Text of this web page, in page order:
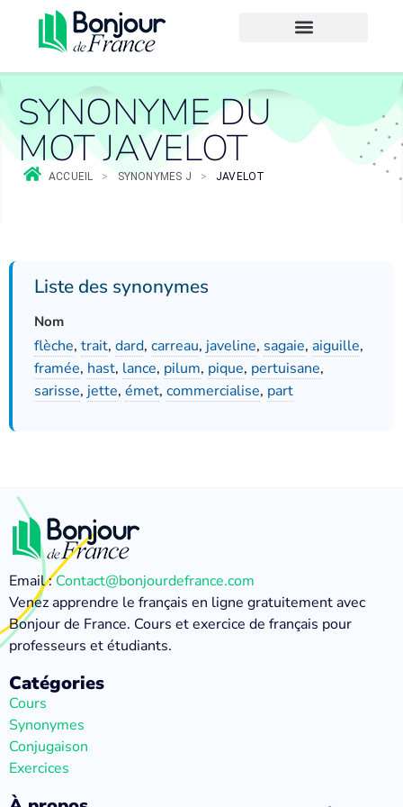
SYNONYME DU
MOT JAVELOT
ACCUEIL > SYNONYMES J > JAVELOT
Liste des synonymes
Nom
flèche, trait, dard, carreau, javeline, sagaie, aiguille,
framée, hast, lance, pilum, pique, pertuisane,
sarisse, jette, émet, commercialise, part
Email :Contact@bonjourdefrance.com
Venez apprendre le français en ligne gratuitement avec
Bonjour de France. Cours et exercice de français pour
professeurs et étudiants.
Catégories
Cours
Synonymes
Conjugaison
Exercices